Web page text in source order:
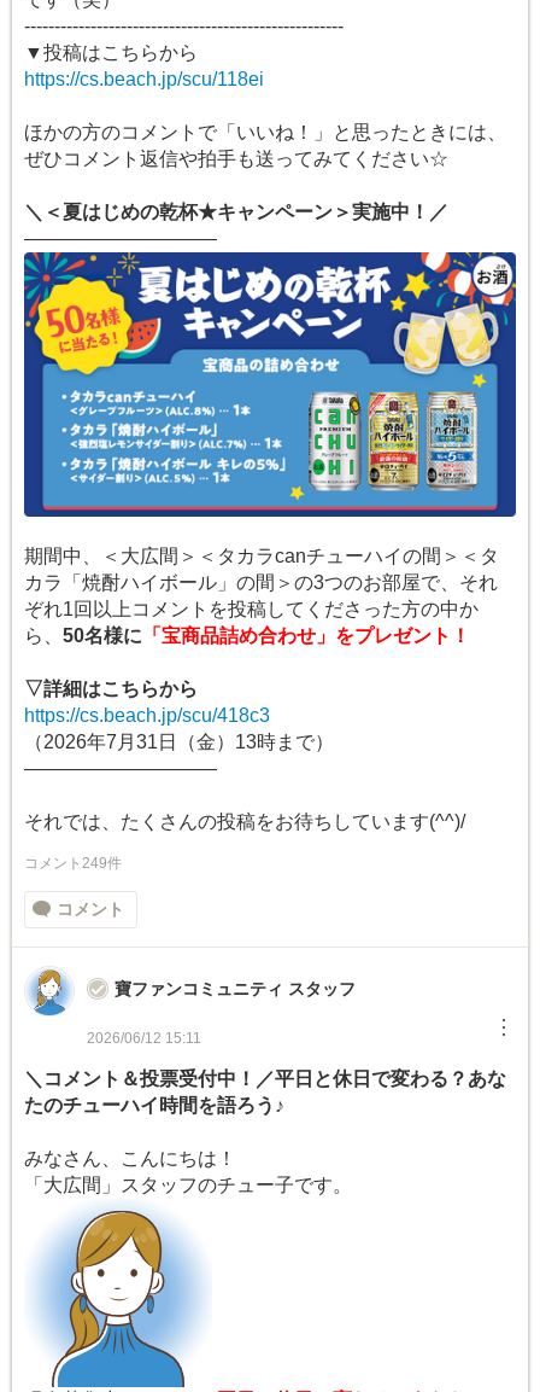
-----------------------------------------------------
▼投稿はこちらから
https://cs.beach.jp/scu/118ei
ほかの方のコメントで「いいね！」と思ったときには、
ぜひコメント返信や拍手も送ってみてください☆
＼＜夏はじめの乾杯★キャンペーン＞実施中！／
――――――――――
期間中、＜大広間＞＜タカラcanチューハイの間＞＜タ
カラ「焼酎ハイボール」の間＞の3つのお部屋で、それ
ぞれ1回以上コメントを投稿してくださった方の中か
ら、 50名様に 「宝商品詰め合わせ」をプレゼント！
▽詳細はこちらから
https://cs.beach.jp/scu/418c3
（2026年7月31日（金）13時まで）
――――――――――
それでは、たくさんの投稿をお待ちしています(^^)/
コメント249件
コメント
寶ファンコミュニティ スタッフ
2026/06/12 15:11 ︙
＼コメント＆投票受付中！／平日と休日で変わる？あな
たのチューハイ時間を語ろう♪
みなさん、こんにちは！
「大広間」スタッフのチュー子です。